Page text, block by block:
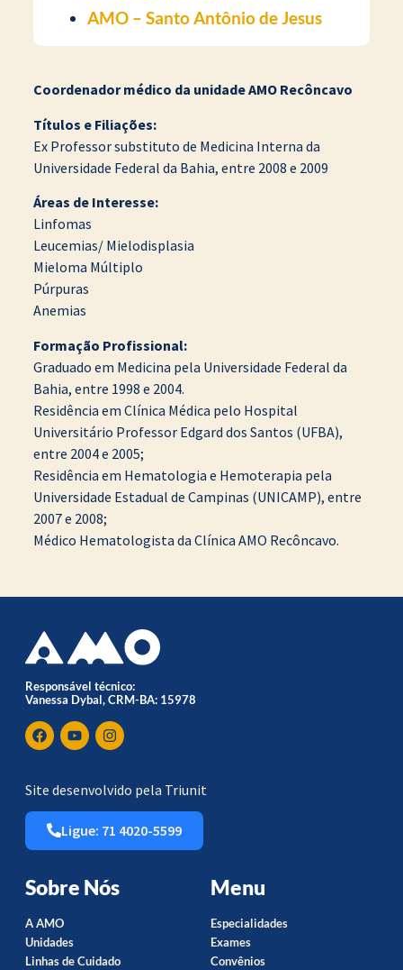
AMO – Santo Antônio de Jesus
Coordenador médico da unidade AMO Recôncavo
Títulos e Filiações:
Ex Professor substituto de Medicina Interna da
Universidade Federal da Bahia, entre 2008 e 2009
Áreas de Interesse:
Linfomas
Leucemias/ Mielodisplasia
Mieloma Múltiplo
Púrpuras
Anemias
Formação Profissional:
Graduado em Medicina pela Universidade Federal da
Bahia, entre 1998 e 2004.
Residência em Clínica Médica pelo Hospital
Universitário Professor Edgard dos Santos (UFBA),
entre 2004 e 2005;
Residência em Hematologia e Hemoterapia pela
Universidade Estadual de Campinas (UNICAMP), entre
2007 e 2008;
Médico Hematologista da Clínica AMO Recôncavo.
Responsável técnico:
Vanessa Dybal, CRM-BA: 15978
Site desenvolvido pela Triunit
Ligue: 71 4020-5599
Sobre Nós
A AMO
Unidades
Linhas de Cuidado
Menu
Especialidades
Exames
Convênios